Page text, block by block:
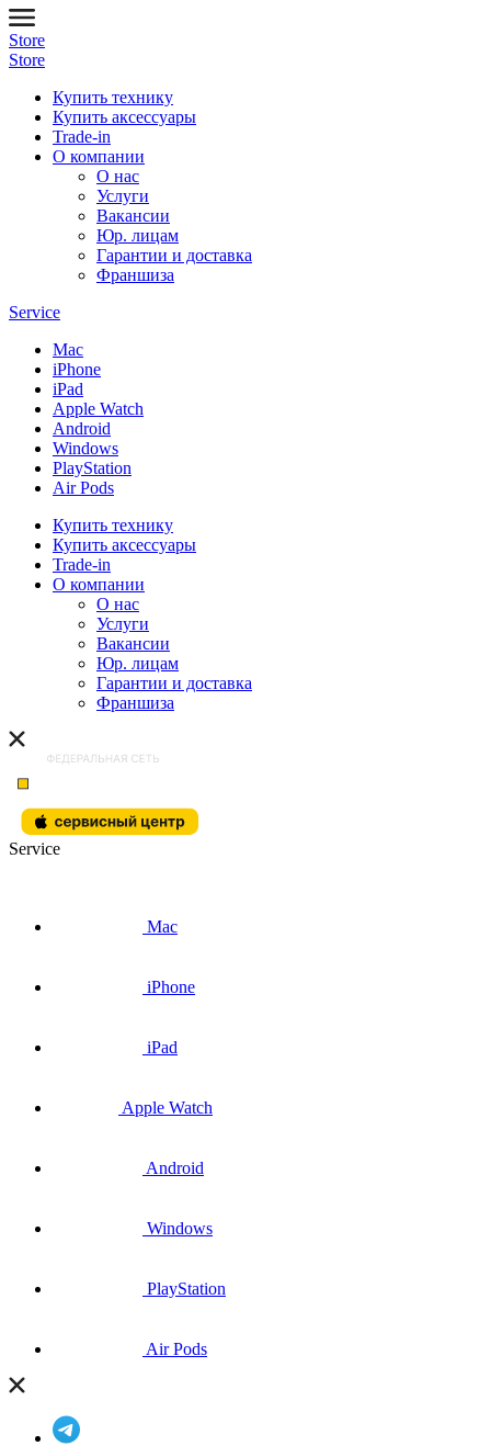
Store
Store
Купить технику
Купить аксессуары
Trade-in
О компании
О нас
Услуги
Вакансии
Юр. лицам
Гарантии и доставка
Франшиза
Service
Mac
iPhone
iPad
Apple Watch
Android
Windows
PlayStation
Air Pods
Купить технику
Купить аксессуары
Trade-in
О компании
О нас
Услуги
Вакансии
Юр. лицам
Гарантии и доставка
Франшиза
Service
Mac
iPhone
iPad
Apple Watch
Android
Windows
PlayStation
Air Pods